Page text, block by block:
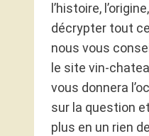
l’histoire,
décrypter tout
nous vous
le site vin-
vous donnera
sur la question
plus en un rien